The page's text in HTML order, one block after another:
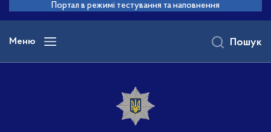
основного
вмісту
Портал в режимі тестування та наповнення
Меню Пошук